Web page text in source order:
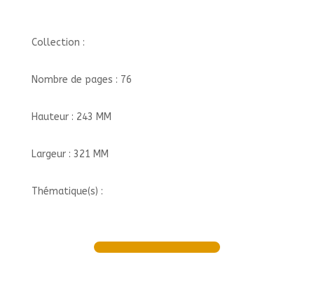
Collection :
Nombre de pages : 76
Hauteur : 243 MM
Largeur : 321 MM
Thématique(s) :